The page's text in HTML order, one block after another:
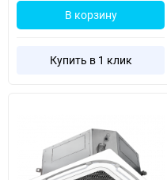
В корзину
Купить в 1 клик